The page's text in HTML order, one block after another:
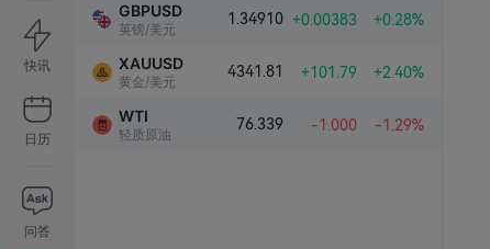
快讯
日历
问答
GBPUSD
英镑/美元
1.34910 +0.00383 +0.28%
XAUUSD
黄金/美元
4341.81 +101.79 +2.40%
WTI
轻质原油
76.339 -1.000 -1.29%